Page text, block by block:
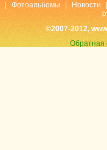
Фотоальбомы Новости
©2007-2012,
Обратная